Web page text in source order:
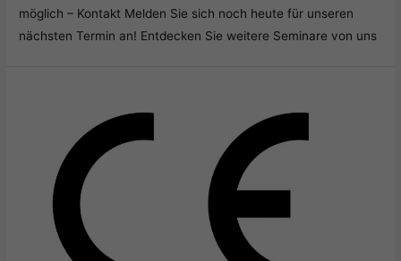
möglich – Kontakt Melden Sie sich noch heute für unseren
nächsten Termin an! Entdecken Sie weitere Seminare von uns